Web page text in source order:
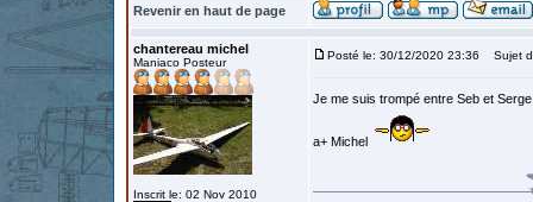
Revenir en haut de page
chantereau michel
Maniaco Posteur
Inscrit le: 02 Nov 2010
Posté le: 30/12/2020 23:36 Sujet
Je me suis trompé entre Seb et
a+ Michel